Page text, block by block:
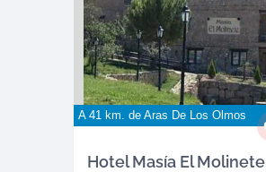
A 41 km. de Aras De Los Olmos
Hotel Masía El Molinete